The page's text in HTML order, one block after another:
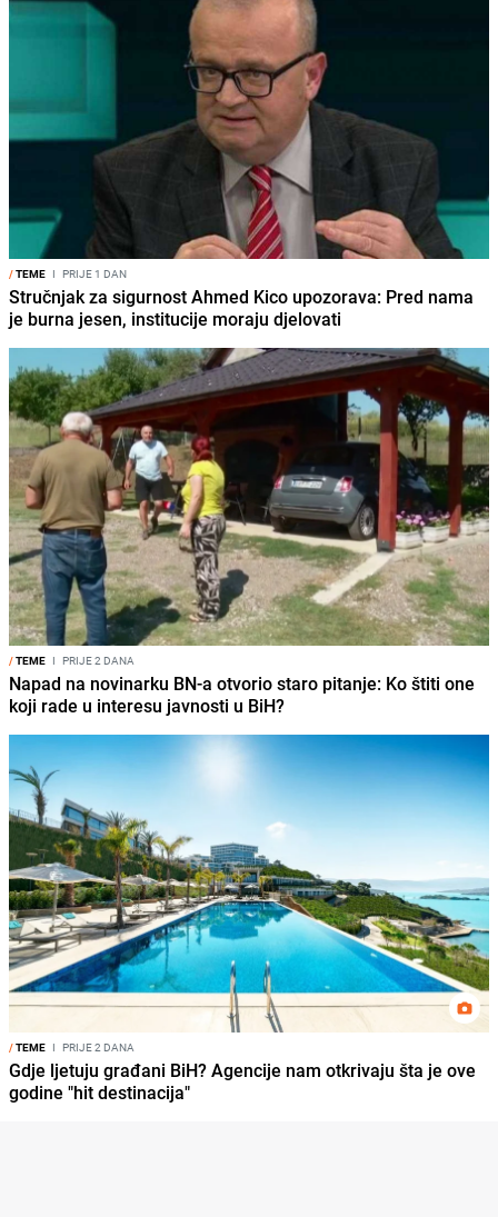
/TEME I PRIJE 1 DAN
Stručnjak za sigurnost Ahmed Kico upozorava: Pred nama
je burna jesen, institucije moraju djelovati
/TEME I PRIJE 2 DANA
Napad na novinarku BN-a otvorio staro pitanje: Ko štiti one
koji rade u interesu javnosti u BiH?
/TEME I PRIJE 2 DANA
Gdje ljetuju građani BiH? Agencije nam otkrivaju šta je ove
godine "hit destinacija"